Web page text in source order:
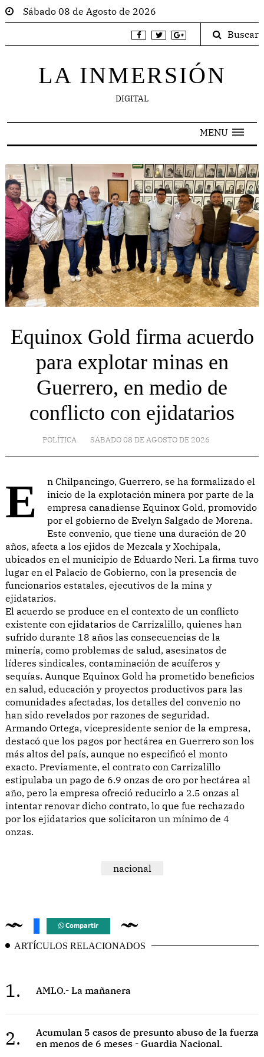
Sábado 08 de Agosto de 2026
Buscar
LA INMERSIÓN
DIGITAL
MENU
Equinox Gold firma acuerdo
para explotar minas en
Guerrero, en medio de
conflicto con ejidatarios
POLÍTICA SÁBADO 08 DE AGOSTO DE 2026
En Chilpancingo, Guerrero, se ha formalizado el
inicio de la explotación minera por parte de la
empresa canadiense Equinox Gold, promovido
por el gobierno de Evelyn Salgado de Morena.
Este convenio, que tiene una duración de 20
años, afecta a los ejidos de Mezcala y Xochipala,
ubicados en el municipio de Eduardo Neri. La firma tuvo
lugar en el Palacio de Gobierno, con la presencia de
funcionarios estatales, ejecutivos de la mina y
ejidatarios.
El acuerdo se produce en el contexto de un conflicto
existente con ejidatarios de Carrizalillo, quienes han
sufrido durante 18 años las consecuencias de la
minería, como problemas de salud, asesinatos de
líderes sindicales, contaminación de acuíferos y
sequías. Aunque Equinox Gold ha prometido beneficios
en salud, educación y proyectos productivos para las
comunidades afectadas, los detalles del convenio no
han sido revelados por razones de seguridad.
Armando Ortega, vicepresidente senior de la empresa,
destacó que los pagos por hectárea en Guerrero son los
más altos del país, aunque no especificó el monto
exacto. Previamente, el contrato con Carrizalillo
estipulaba un pago de 6.9 onzas de oro por hectárea al
año, pero la empresa ofreció reducirlo a 2.5 onzas al
intentar renovar dicho contrato, lo que fue rechazado
por los ejidatarios que solicitaron un mínimo de 4
onzas.
nacional
Compartir
ARTÍCULOS RELACIONADOS
1. AMLO.- La mañanera
2.
Acumulan 5 casos de presunto abuso de la fuerza
en menos de 6 meses - Guardia Nacional.